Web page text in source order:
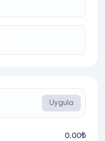
Uygula
0.00₺